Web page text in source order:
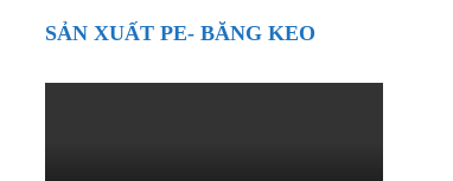
SẢN XUẤT PE- BĂNG KEO